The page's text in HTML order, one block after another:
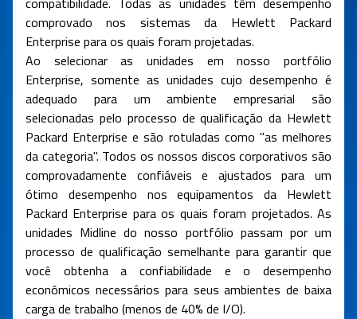
comprovado nos sistemas da Hewlett Packard
Enterprise para os quais foram projetadas.
Ao selecionar as unidades em nosso portfólio
Enterprise, somente as unidades cujo desempenho é
adequado para um ambiente empresarial são
selecionadas pelo processo de qualificação da Hewlett
Packard Enterprise e são rotuladas como "as melhores
da categoria". Todos os nossos discos corporativos são
comprovadamente confiáveis ​​e ajustados para um
ótimo desempenho nos equipamentos da Hewlett
Packard Enterprise para os quais foram projetados. As
unidades Midline do nosso portfólio passam por um
processo de qualificação semelhante para garantir que
você obtenha a confiabilidade e o desempenho
econômicos necessários para seus ambientes de baixa
carga de trabalho (menos de 40% de I/O).